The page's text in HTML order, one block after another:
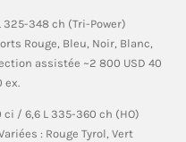
325-348 ch (Tri-Power)
Rouge, Bleu, Noir, Blanc,
assistée ~2 800 USD 40
ex.
ci / 6,6 L 335-360 ch (HO)
: Rouge Tyrol, Vert